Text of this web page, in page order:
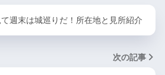
週末は城巡りだ！所在地と見所紹介
次の記事